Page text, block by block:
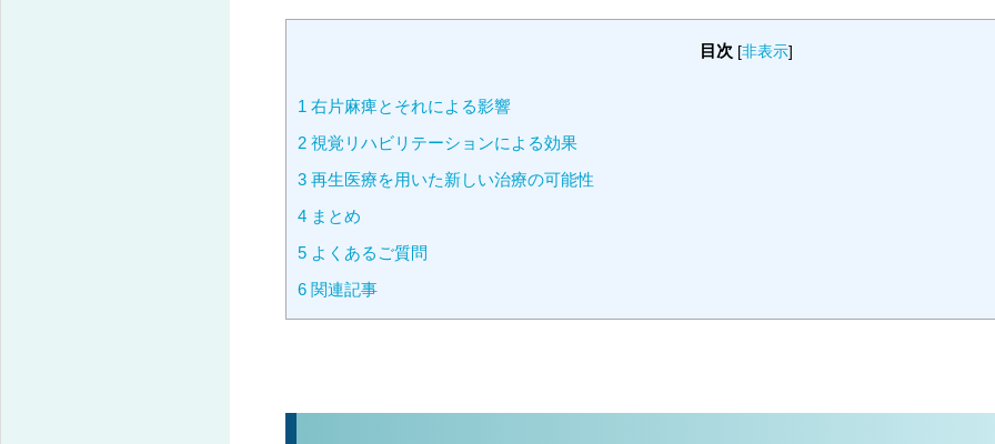
目次 [非表示]
1 右片麻痺とそれによる影響
2 視覚リハビリテーションによる効果
3 再生医療を用いた新しい治療の可能性
4 まとめ
5 よくあるご質問
6 関連記事